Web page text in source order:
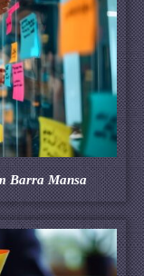
Barra Mansa